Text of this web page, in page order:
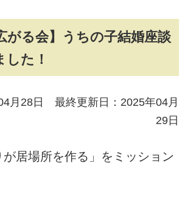
がる会】うちの子結婚座談
た！
月28日 最終更新日：2025年04月
29日
が居場所を作る」をミッション